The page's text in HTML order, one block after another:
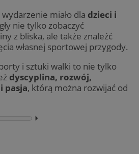
miało dla dzieci i
nie tylko zobaczyć
z bliska, ale także znaleźć
własnej sportowej przygody.
i sztuki walki to nie tylko
dyscyplina, rozwój,
pasja, którą można rozwijać od
⏵︎